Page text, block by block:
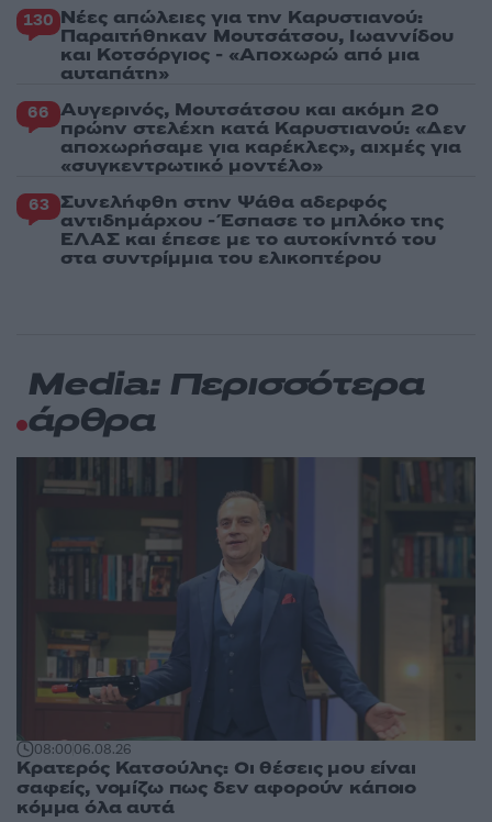
130 Νέες απώλειες για την Καρυστιανού:
Παραιτήθηκαν Μουτσάτσου, Ιωαννίδου
και Κοτσόργιος - «Αποχωρώ από μια
αυταπάτη»
66 Αυγερινός, Μουτσάτσου και ακόμη 20
πρώην στελέχη κατά Καρυστιανού: «Δεν
αποχωρήσαμε για καρέκλες», αιχμές για
«συγκεντρωτικό μοντέλο»
63 Συνελήφθη στην Ψάθα αδερφός
αντιδημάρχου - Έσπασε το μπλόκο της
ΕΛΑΣ και έπεσε με το αυτοκίνητό του
στα συντρίμμια του ελικοπτέρου
Media: Περισσότερα
άρθρα
08:0006.08.26
Κρατερός Κατσούλης: Οι θέσεις μου είναι
σαφείς, νομίζω πως δεν αφορούν κάποιο
κόμμα όλα αυτά